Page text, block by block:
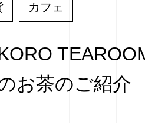
カフェ
お茶のご紹介